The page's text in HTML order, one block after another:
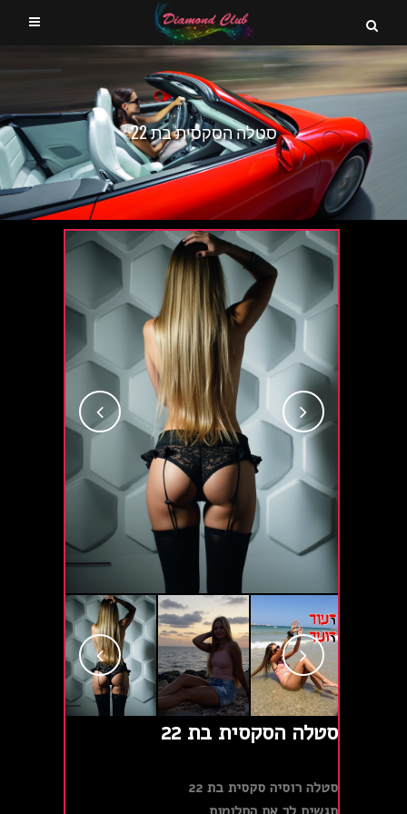
סטלה הסקסית בת 22
סטלה הסקסית בת 22
סטלה רוסיה סקסית בת 22